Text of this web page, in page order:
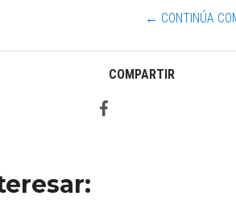
← CONTINÚA
COMPARTIR